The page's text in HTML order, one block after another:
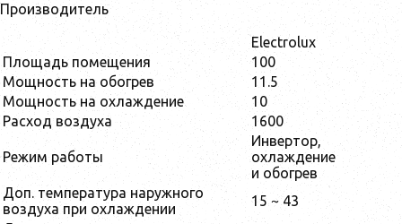
Производитель
Electrolux
Площадь помещения
100
Мощность на обогрев
11.5
Мощность на охлаждение
10
Расход воздуха
1600
Режим работы
Инвертор,
охлаждение
и обогрев
Доп. температура наружного
воздуха при охлаждении
15 ~ 43